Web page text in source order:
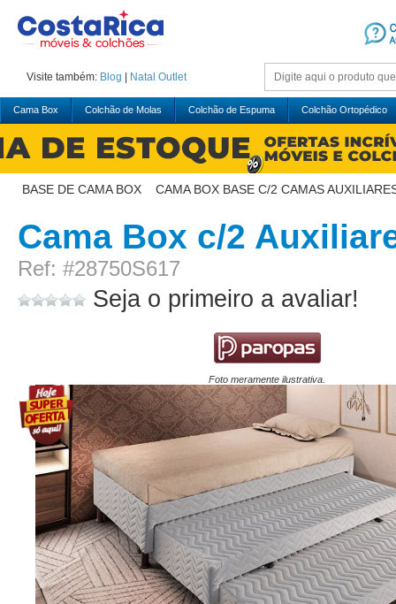
Visite também: Blog Natal Outlet
Cama Box Colchão de Molas Colchão de Espuma Colchão Ortopédico
BASE DE CAMA BOX CAMA BOX BASE C/2 CAMAS
Cama Box c/2
Ref: #28750S617
Seja o primeiro a avaliar!
Foto meramente ilustrativa.